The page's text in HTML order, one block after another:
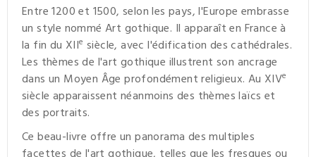
Entre 1200 et 1500, selon les pays, l'Europe embrasse
un style nommé Art gothique. Il apparaît en France à
la fin du XIIe siècle, avec l'édification des cathédrales.
Les thèmes de l'art gothique illustrent son ancrage
dans un Moyen Âge profondément religieux. Au XIVe
siècle apparaissent néanmoins des thèmes laïcs et
des portraits.
Ce beau-livre offre un panorama des multiples